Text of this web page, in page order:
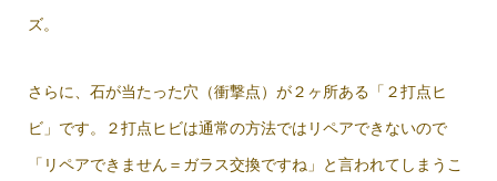
ズ。
さらに、石が当たった穴（衝撃点）が２ヶ所ある「２打点ヒ
ビ」です。２打点ヒビは通常の方法ではリペアできないので
「リペアできません＝ガラス交換ですね」と言われてしまうこ